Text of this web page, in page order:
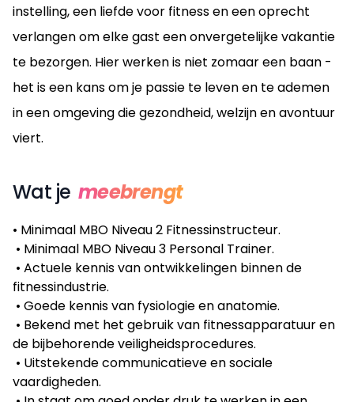
instelling, een liefde voor fitness en een oprecht
verlangen om elke gast een onvergetelijke vakantie
te bezorgen. Hier werken is niet zomaar een baan -
het is een kans om je passie te leven en te ademen
in een omgeving die gezondheid, welzijn en avontuur
viert.
Wat je meebrengt
• Minimaal MBO Niveau 2 Fitnessinstructeur.
• Minimaal MBO Niveau 3 Personal Trainer.
• Actuele kennis van ontwikkelingen binnen de
fitnessindustrie.
• Goede kennis van fysiologie en anatomie.
• Bekend met het gebruik van fitnessapparatuur en
de bijbehorende veiligheidsprocedures.
• Uitstekende communicatieve en sociale
vaardigheden.